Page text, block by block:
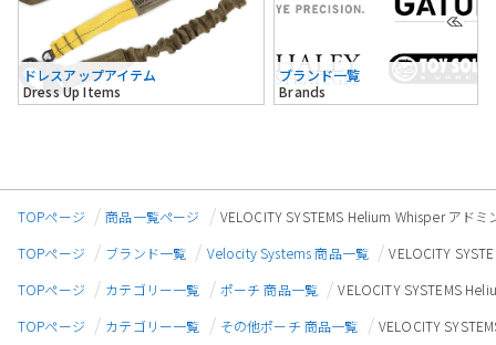
ドレスアップアイテム
Dress Up Items
ブランド一覧
Brands
TOPページ 商品一覧ページ
VELOCITY SYSTEMS Helium Whisper アド
TOPページ
ブランド一覧 Velocity Systems 商品一覧
VELOCITY
TOPページ
カテゴリー一覧 ポーチ 商品一覧
VELOCITY SYSTEMS
TOPページ
カテゴリー一覧 その他ポーチ 商品一覧
VELOCITY